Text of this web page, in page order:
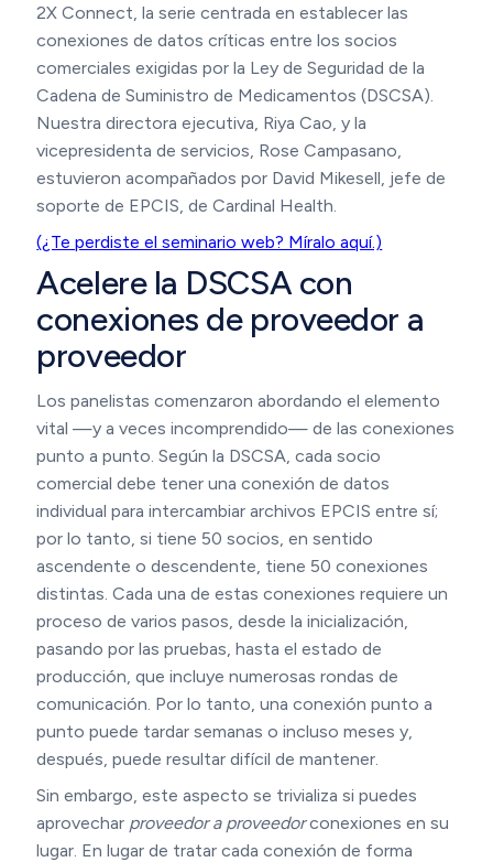
2X Connect, la serie centrada en establecer las
conexiones de datos críticas entre los socios
comerciales exigidas por la Ley de Seguridad de la
Cadena de Suministro de Medicamentos (DSCSA).
Nuestra directora ejecutiva, Riya Cao, y la
vicepresidenta de servicios, Rose Campasano,
estuvieron acompañados por David Mikesell, jefe de
soporte de EPCIS, de Cardinal Health.
(¿Te perdiste el seminario web? Míralo aquí.)
Acelere la DSCSA con
conexiones de proveedor a
proveedor
Los panelistas comenzaron abordando el elemento
vital —y a veces incomprendido— de las conexiones
punto a punto. Según la DSCSA, cada socio
comercial debe tener una conexión de datos
individual para intercambiar archivos EPCIS entre sí;
por lo tanto, si tiene 50 socios, en sentido
ascendente o descendente, tiene 50 conexiones
distintas. Cada una de estas conexiones requiere un
proceso de varios pasos, desde la inicialización,
pasando por las pruebas, hasta el estado de
producción, que incluye numerosas rondas de
comunicación. Por lo tanto, una conexión punto a
punto puede tardar semanas o incluso meses y,
después, puede resultar difícil de mantener.
Sin embargo, este aspecto se trivializa si puedes
aprovechar proveedor a proveedorconexiones en su
lugar. En lugar de tratar cada conexión de forma